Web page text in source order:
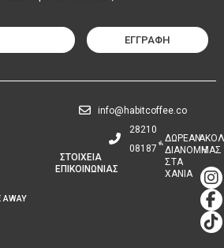
ΕΓΓΡΑΦΗ
AWAY
ΣΤΟΙΧΕΙΑ
ΕΠΙΚΟΙΝΩΝΙΑΣ
info@habitcoffee.co
28210
08187
∆ΩΡΕΑΝ
∆ΙΑΝΟΜΗ
ΣΤΑ
ΧΑΝΙΑ
ΜΑΣ
I
n
s
t
a
F
a
c
e
b
T
i
k
t
o